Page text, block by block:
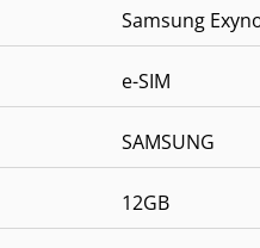
Samsung
e-SIM
SAMSUNG
12GB